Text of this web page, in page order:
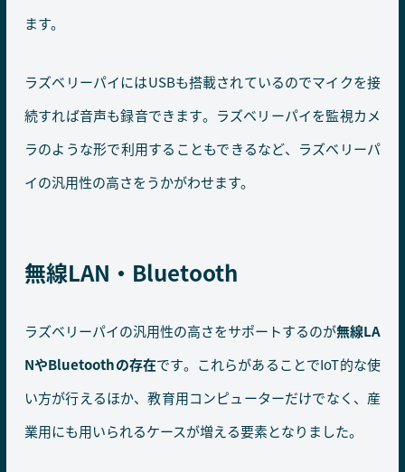
ます。
ラズベリーパイにはUSBも搭載されているのでマイクを接
続すれば音声も録音できます。ラズベリーパイを監視カメ
ラのような形で利用することもできるなど、ラズベリーパ
イの汎用性の高さをうかがわせます。
無線LAN・Bluetooth
ラズベリーパイの汎用性の高さをサポートするのが無線LA
NやBluetoothの存在です。これらがあることでIoT的な使
い方が行えるほか、教育用コンピューターだけでなく、産
業用にも用いられるケースが増える要素となりました。